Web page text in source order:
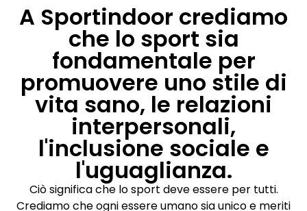
A Sportindoor crediamo
che lo sport sia
fondamentale per
promuovere uno stile di
vita sano, le relazioni
interpersonali,
l'inclusione sociale e
l'uguaglianza.
Ciò significa che lo sport deve essere per tutti.
Crediamo che ogni essere umano sia unico e meriti